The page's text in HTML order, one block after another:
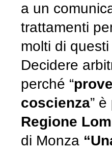
a un
trattamenti
molti di
Decidere
perché “
coscienza”
Regione
di Monza